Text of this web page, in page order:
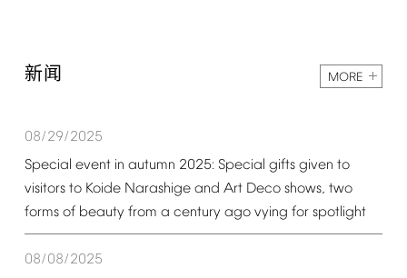
新闻 MORE
08/29/2025
Special event in autumn 2025: Special gifts given to
visitors to Koide Narashige and Art Deco shows, two
forms of beauty from a century ago vying for spotlight
08/08/2025